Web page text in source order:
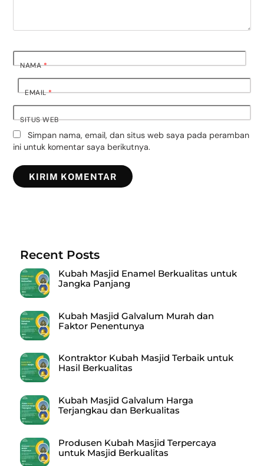
NAMA*
EMAIL*
SITUS WEB
Simpan nama, email, dan situs web saya pada peramban
ini untuk komentar saya berikutnya.
Recent Posts
Kubah Masjid Enamel Berkualitas untuk
Jangka Panjang
Kubah Masjid Galvalum Murah dan
Faktor Penentunya
Kontraktor Kubah Masjid Terbaik untuk
Hasil Berkualitas
Kubah Masjid Galvalum Harga
Terjangkau dan Berkualitas
Produsen Kubah Masjid Terpercaya
untuk Masjid Berkualitas